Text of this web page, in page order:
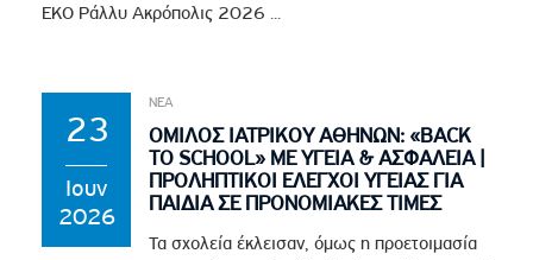
EKO Ράλλυ Ακρόπολις 2026 ...
23
Ιουν
2026
ΝΕΑ
ΟΜΙΛΟΣ ΙΑΤΡΙΚΟΥ ΑΘΗΝΩΝ: «BACK
TO SCHOOL» ΜΕ ΥΓΕΙΑ & ΑΣΦΑΛΕΙΑ |
ΠΡΟΛΗΠΤΙΚΟΙ ΕΛΕΓΧΟΙ ΥΓΕΙΑΣ ΓΙΑ
ΠΑΙΔΙΑ ΣΕ ΠΡΟΝΟΜΙΑΚΕΣ ΤΙΜΕΣ
Τα σχολεία έκλεισαν, όμως η προετοιμασία